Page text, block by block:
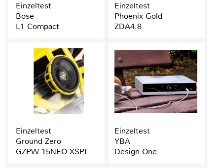
Einzeltest
Bose
L1 Compact
Einzeltest
Phoenix Gold
ZDA4.8
Einzeltest
Ground Zero
GZPW 15NEO-XSPL
Einzeltest
YBA
Design One